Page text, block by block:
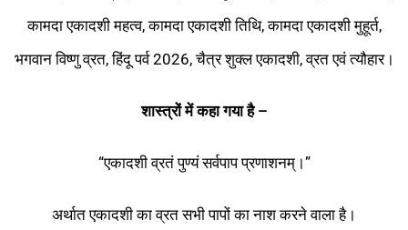
कामदा एकादशी महत्व, कामदा एकादशी तिथि, कामदा एकादशी मुहूर्त,
भगवान विष्णु व्रत, हिंदू पर्व 2026, चैत्र शुक्ल एकादशी, व्रत एवं त्यौहार।
शास्त्रों में कहा गया है –
“एकादशी व्रतं पुण्यं सर्वपाप प्रणाशनम्।”
अर्थात एकादशी का व्रत सभी पापों का नाश करने वाला है।